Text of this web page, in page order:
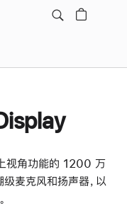
视角功能的 1200 万
麦克风和扬声器，以